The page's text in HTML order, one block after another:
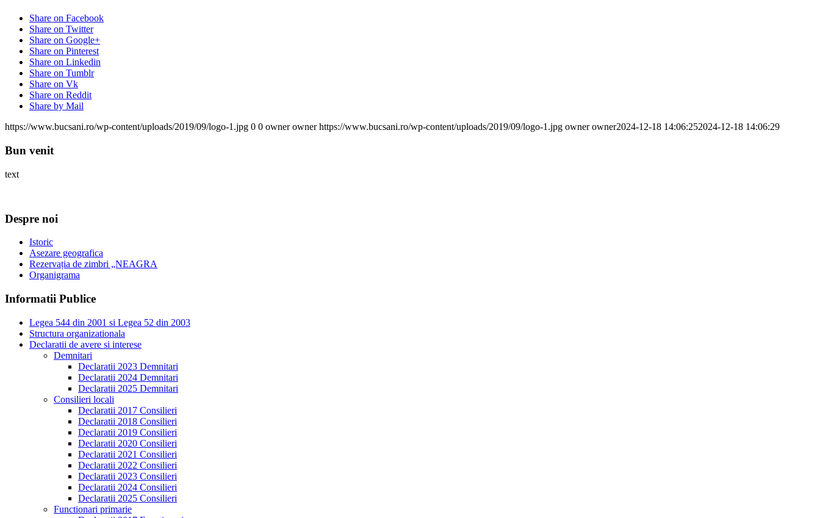
Share on Facebook
Share on Twitter
Share on Google+
Share on Pinterest
Share on Linkedin
Share on Tumblr
Share on Vk
Share on Reddit
Share by Mail
https://www.bucsani.ro/wp-content/uploads/2019/09/logo-1.jpg 0 0 owner owner https://www.bucsani.ro/wp-content/uploads/2019/09/logo-1.jpg owner owner2024-12-18 14:06:252024-12-18 14:06:29
Bun venit
text
Despre noi
Istoric
Asezare geografica
Rezervația de zimbri „NEAGRA
Organigrama
Informatii Publice
Legea 544 din 2001 si Legea 52 din 2003
Structura organizationala
Declaratii de avere si interese
Demnitari
Declaratii 2023 Demnitari
Declaratii 2024 Demnitari
Declaratii 2025 Demnitari
Consilieri locali
Declaratii 2017 Consilieri
Declaratii 2018 Consilieri
Declaratii 2019 Consilieri
Declaratii 2020 Consilieri
Declaratii 2021 Consilieri
Declaratii 2022 Consilieri
Declaratii 2023 Consilieri
Declaratii 2024 Consilieri
Declaratii 2025 Consilieri
Functionari primarie